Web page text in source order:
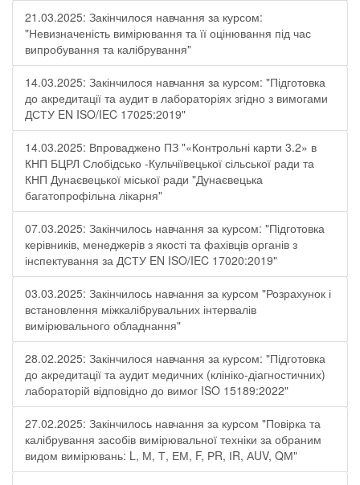
21.03.2025: Закінчилося навчання за курсом:
"Невизначеність вимірювання та її оцінювання під час
випробування та калібрування"
14.03.2025: Закінчилося навчання за курсом: "Підготовка
до акредитації та аудит в лабораторіях згідно з вимогами
ДСТУ EN ISO/IEC 17025:2019"
14.03.2025: Впроваджено ПЗ "«Контрольні карти 3.2» в
КНП БЦРЛ Слобідсько -Кульчіївецької сільської ради та
КНП Дунаєвецької міської ради "Дунаєвецька
багатопрофільна лікарня"
07.03.2025: Закінчилось навчання за курсом: "Підготовка
керівників, менеджерів з якості та фахівців органів з
інспектування за ДСТУ EN ISO/IEC 17020:2019"
03.03.2025: Закінчилось навчання за курсом "Розрахунок і
встановлення міжкалібрувальних інтервалів
вимірювального обладнання"
28.02.2025: Закінчилося навчання за курсом: "Підготовка
до акредитації та аудит медичних (клініко-діагностичних)
лабораторій відповідно до вимог ISO 15189:2022"
27.02.2025: Закінчилось навчання за курсом "Повірка та
калібрування засобів вимірювальної техніки за обраним
видом вимірювань: L, М, Т, ЕМ, F, РR, ІR, АUV, QМ"